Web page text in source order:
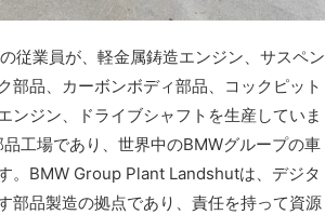
従業員が、軽金属鋳造エンジン、サスペン
部品、カーボンボディ部品、コックピット
ンジン、ドライブシャフトを生産していま
工場であり、世界中のBMWグループの車
。BMW Group Plant Landshutは、デジタ
部品製造の拠点であり、責任を持って資源